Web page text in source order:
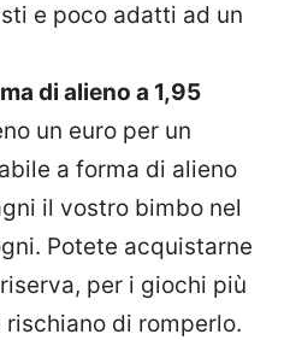
e poco adatti ad un
di alieno a 1,95
un euro per un
a forma di alieno
il vostro bimbo nel
Potete acquistarne
per i giochi più
rischiano di romperlo.